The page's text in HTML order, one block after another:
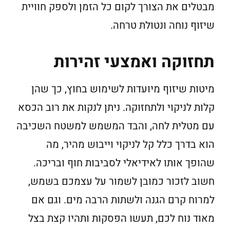
מבטלים את הצורך לקום כל הזמן ולספק חוויית
שיזוף נוחה ונטולת טרחה.
תחזוקה ואמצעי זהירות
מיטות שיזוף מיועדות לשימוש בחוץ, כך שהן
קלות לניקוי ולתחזוקה. ניתן לנקות את רוב הכסא
עם מטלית לחה, והבד המשמש למשטח השכיבה
הוא בדרך כלל קל לניקוי וייבוש מהיר, מה
שהופך אותו לאידיאלי לסביבות חוף ובריכה.
חשוב לזכור כמובן לשמור על עצמכם בשמש,
למרוח קרם הגנה ולשתות הרבה מים. וגם אם
מאוד נוח לכם, תעשו הפסקות ותהיו קצת בצל